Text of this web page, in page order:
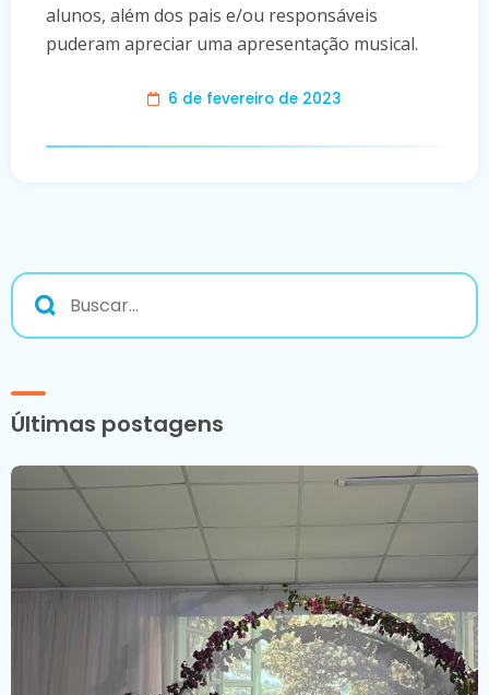
alunos, além dos pais e/ou responsáveis
puderam apreciar uma apresentação musical.
6 de fevereiro de 2023
Últimas postagens